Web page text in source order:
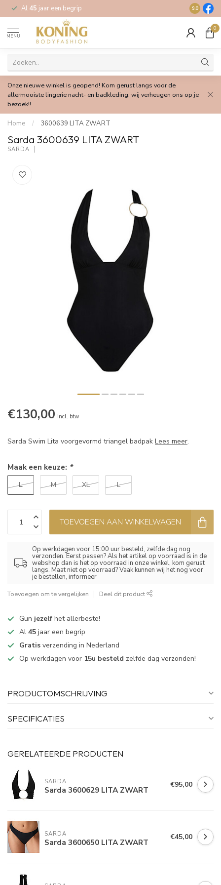
Al 45 jaar een begrip Gratis
9.0
MENU
0
Onze nieuwe winkel is geopend! Kom gerust langs voor de
allermooiste lingerie nacht- en badkleding, wij verheugen ons op je
bezoek!!
Home / 3600639 LITA ZWART
Sarda 3600639 LITA ZWART
SARDA
€130,00 Incl. btw
Sarda Swim Lita voorgevormd triangel badpak Lees meer.
Maak een keuze: *
L M XL L
TOEVOEGEN AAN WINKELWAGEN
Op werkdagen voor 15:00 uur besteld, zelfde dag nog
verzonden. Eerst passen? Als het artikel op voorraad is in de
webshop dan is het op voorraad in onze winkel, kom gerust
langs. Maat niet op voorraad? Vaak kunnen wij het nog voor
je bestellen, informeer
Toevoegen om te vergelijken Deel dit product
Gun jezelf het allerbeste!
Al 45 jaar een begrip
Gratis verzending in Nederland
Op werkdagen voor 15u besteld zelfde dag verzonden!
PRODUCTOMSCHRIJVING
SPECIFICATIES
GERELATEERDE PRODUCTEN
SARDA
Sarda 3600629 LITA ZWART €95,00
SARDA
Sarda 3600650 LITA ZWART €45,00